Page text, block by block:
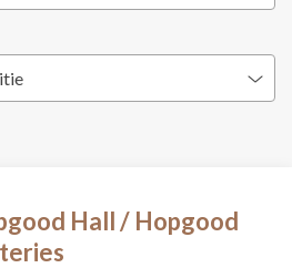
Hall / Hopgood